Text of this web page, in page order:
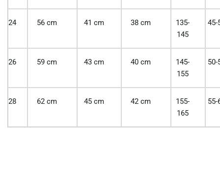
24 56 cm 41 cm 38 cm
135-
145
45-
26 59 cm 43 cm 40 cm
145-
155
50-
28 62 cm 45 cm 42 cm
155-
165
55-